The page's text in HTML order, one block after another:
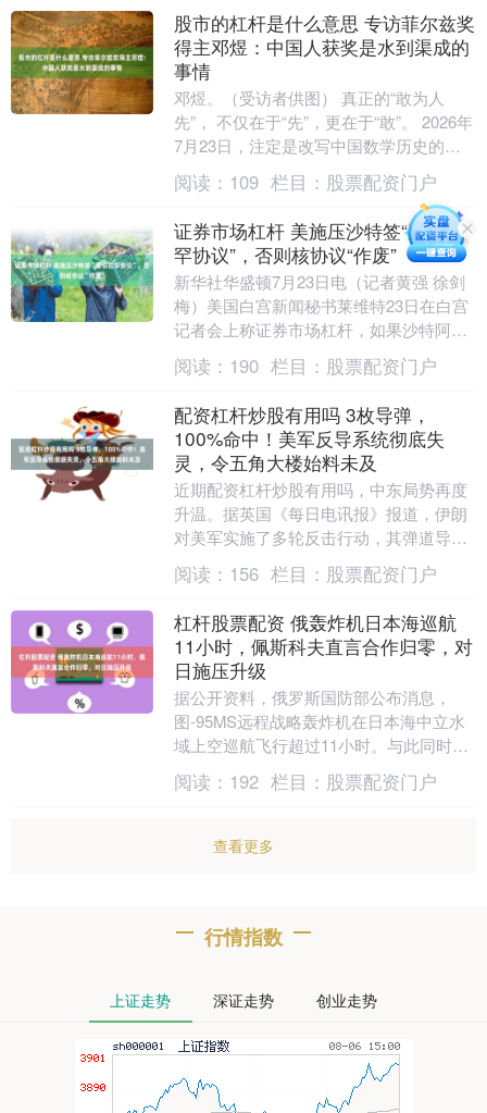
股市的杠杆是什么意思 专访菲尔兹奖
得主邓煜：中国人获奖是水到渠成的
事情
邓煜。（受访者供图） 真正的“敢为人
先”， 不仅在于“先”，更在于“敢”。 2026年
7月23日，注定是改写中国数学历史的一
天。 邓煜、王虹同时获得数学界最高荣....
阅读： 109 栏目： 股票配资门户
证券市场杠杆 美施压沙特签“亚伯拉
罕协议”，否则核协议“作废”
新华社华盛顿7月23日电（记者黄强 徐剑
梅）美国白宫新闻秘书莱维特23日在白宫
记者会上称证券市场杠杆，如果沙特阿拉
伯不加入“亚伯拉罕协议”，美国同沙特日
前签署的....
阅读： 190 栏目： 股票配资门户
配资杠杆炒股有用吗 3枚导弹，
100%命中！美军反导系统彻底失
灵，令五角大楼始料未及
近期配资杠杆炒股有用吗，中东局势再度
升温。据英国《每日电讯报》报道，伊朗
对美军实施了多轮反击行动，其弹道导弹
作战效能引发外界高度关注。有迹象显
示，伊朗的导弹技术....
阅读： 156 栏目： 股票配资门户
杠杆股票配资 俄轰炸机日本海巡航
11小时，佩斯科夫直言合作归零，对
日施压升级
据公开资料，俄罗斯国防部公布消息，
图-95MS远程战略轰炸机在日本海中立水
域上空巡航飞行超过11小时。与此同时，
俄罗斯总统新闻秘书佩斯科夫直言，由于
日本前几届政....
阅读： 192 栏目： 股票配资门户
查看更多
行情指数
上证走势 深证走势 创业走势